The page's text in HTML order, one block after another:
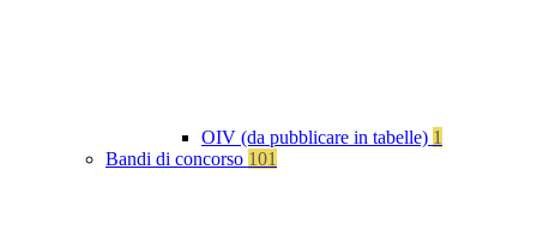
OIV (da pubblicare in tabelle) 1
Bandi di concorso 101